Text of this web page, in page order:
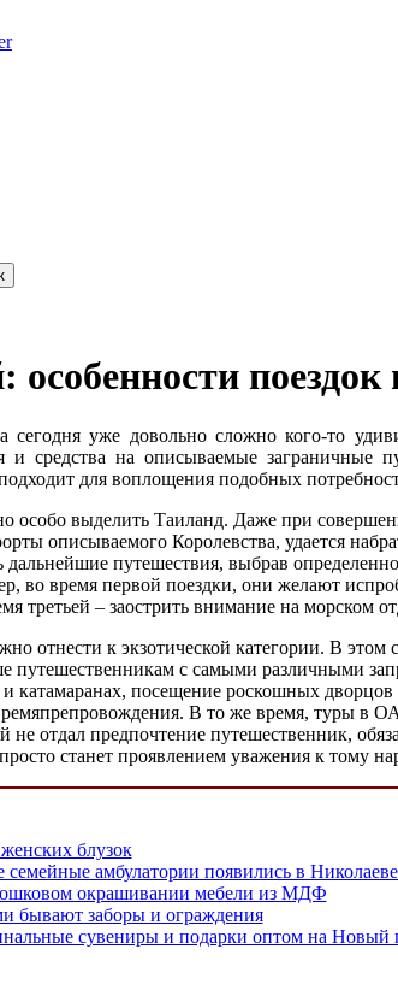
поездок
уже довольно сложно кого-то
и средства на описываемые
для воплощения подобных
выделить Таиланд. Даже при
описываемого Королевства, удается
дальнейшие путешествия, выбрав
во время первой поездки, они желают
третьей – заострить внимание на морском
отнести к экзотической категории. В
путешественникам с самыми различными
катамаранах, посещение роскошных
В то же время, туры
не отдал предпочтение путешественник,
станет проявлением уважения к тому
блузок
семейные амбулатории появились в
окрашивании мебели из МДФ
бывают заборы и ограждения
сувениры и подарки оптом на Новый